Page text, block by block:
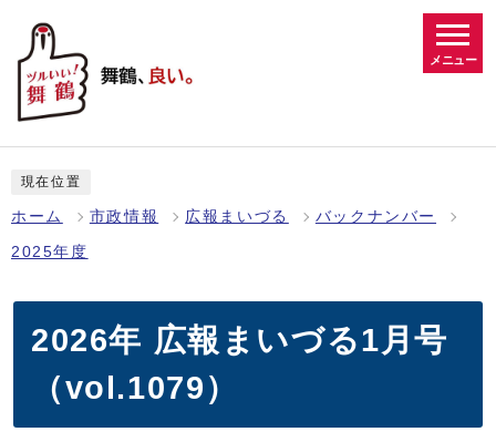
メニュー
現在位置
ホーム 市政情報 広報まいづる バックナンバー
2025年度
2026年 広報まいづる1月号
（vol.1079）